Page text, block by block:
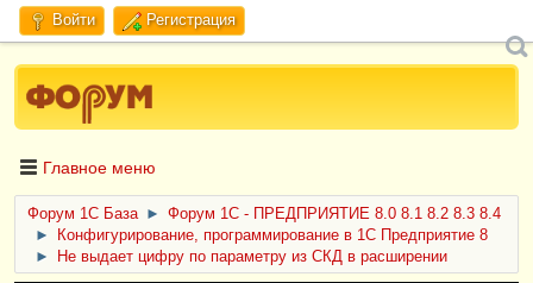
Войти Регистрация
Главное меню
Форум 1C База ►
Форум 1С - ПРЕДПРИЯТИЕ 8.0 8.1 8.2 8.3 8.4
►
Конфигурирование, программирование в 1С Предприятие 8
►
Не выдает цифру по параметру из СКД в расширении